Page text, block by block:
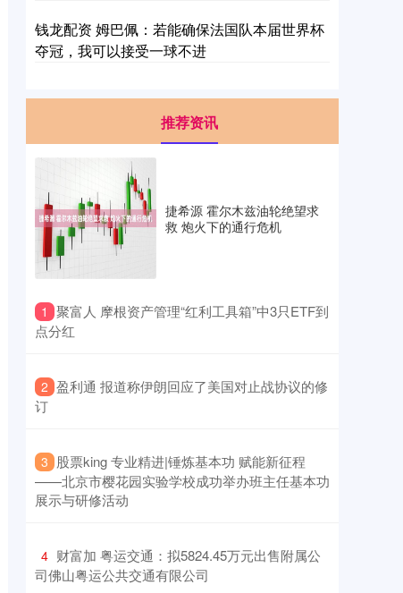
钱龙配资 姆巴佩：若能确保法国队本届世界杯
夺冠，我可以接受一球不进
推荐资讯
捷希源 霍尔木兹油轮绝望求
救 炮火下的通行危机
1 ​聚富人 摩根资产管理“红利工具箱”中3只ETF到
点分红
2 ​盈利通 报道称伊朗回应了美国对止战协议的修
订
3 ​股票king 专业精进|锤炼基本功 赋能新征程
——北京市樱花园实验学校成功举办班主任基本功
展示与研修活动
4 ​财富加 粤运交通：拟5824.45万元出售附属公
司佛山粤运公共交通有限公司